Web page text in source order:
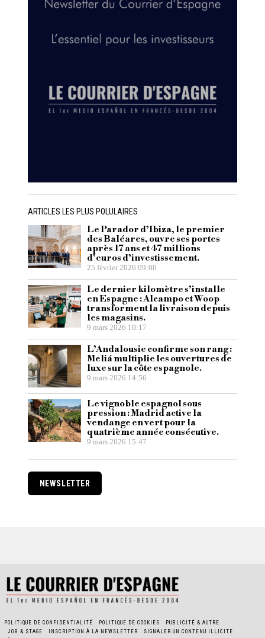
ARTICLES LES PLUS POLULAIRES
Le Parador d’Ibiza, le premier
des Baléares, ouvre ses portes
après 17 ans et 47 millions
d’euros d’investissement.
25 février 2026 09:00
Le dernier kilomètre s’installe
en Espagne : Alcampo et Woop
transforment la livraison depuis
les magasins.
9 mars 2026 10:17
L’Andalousie confirme son rang :
Meliá multiplie les ouvertures de
luxe sur la côte espagnole.
9 mars 2026 14:56
Le vignoble espagnol sous
pression : Madrid active la
vendange en vert pour la
quatrième année consécutive.
9 mars 2026 15:47
NEWSLETTER
POLITIQUE DE CONFIDENTIALITÉ POLITIQUE DE COOKIES
PUBLICITÉ & AUTRE
JOB & STAGE
INSCRIPTION À LA NEWSLETTER
SIGNALER UN CONTENU ILLICITE